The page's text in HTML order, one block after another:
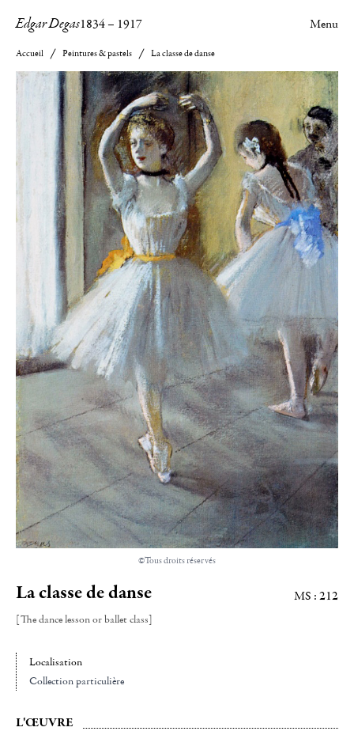
Edgar Degas1834– 1917 Menu
Accueil Peintures & pastels La classe de danse
©Tous droits réservés
La classe de danse
[The dance lesson or ballet class]
MS : 212
Localisation
Collection particulière
L'ŒUVRE